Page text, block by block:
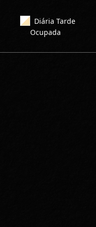
Diária Tarde
Ocupada